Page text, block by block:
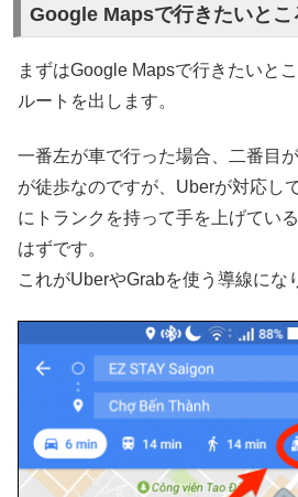
Google Mapsで行きたいとこ
まずはGoogle Mapsで行きたいと
ルートを出します。
一番左が車で行った場合、二番目
が徒歩なのですが、Uberが対応し
にトランクを持って手を上げてい
はずです。
これがUberやGrabを使う導線にな